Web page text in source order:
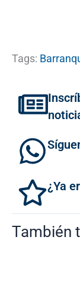
Tags:
¿Ya
También